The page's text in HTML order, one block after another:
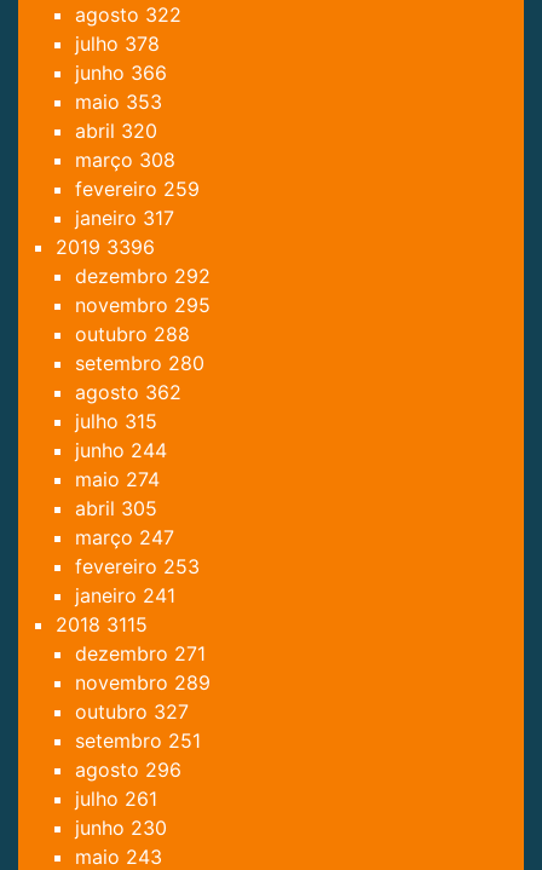
agosto 322
julho 378
junho 366
maio 353
abril 320
março 308
fevereiro 259
janeiro 317
2019 3396
dezembro 292
novembro 295
outubro 288
setembro 280
agosto 362
julho 315
junho 244
maio 274
abril 305
março 247
fevereiro 253
janeiro 241
2018 3115
dezembro 271
novembro 289
outubro 327
setembro 251
agosto 296
julho 261
junho 230
maio 243